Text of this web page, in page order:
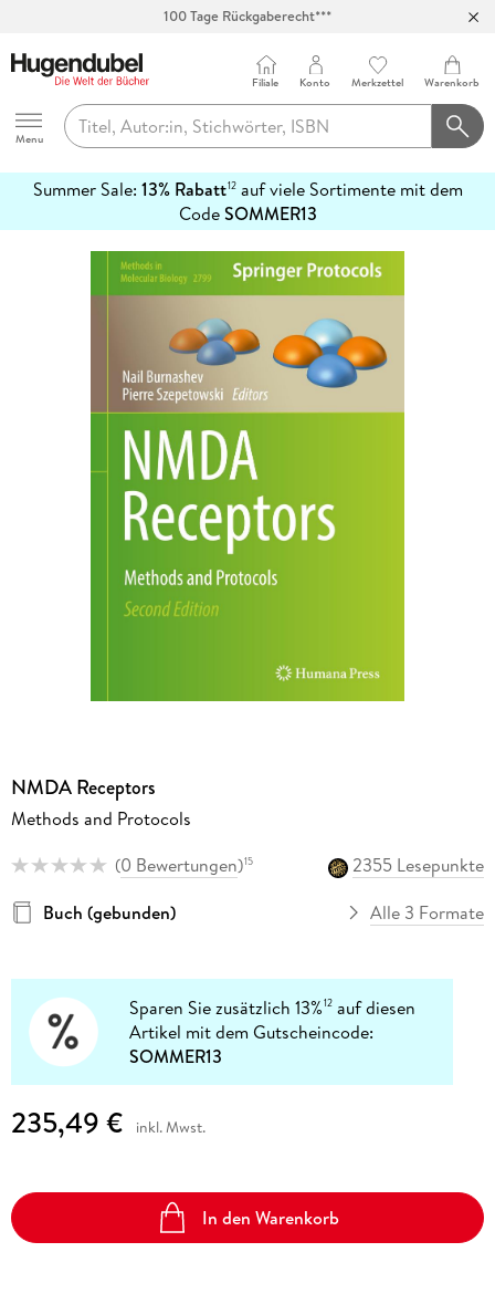
100 Tage Rückgaberecht***
Hugendubel
Menu
Filiale Konto Merkzettel Warenkorb
Summer Sale: 13% Rabatt12auf viele Sortimente mit dem
CodeSOMMER13
erfahren
NMDA Receptors
Methods and Protocols
(0 Bewertungen)15
2355 Lesepunkte
Buch (gebunden)
Alle 3 Formate
Sparen Sie zusätzlich 13%12 auf diesen
Artikel mit dem Gutscheincode:
SOMMER13
235,49 € inkl. Mwst.
In den Warenkorb